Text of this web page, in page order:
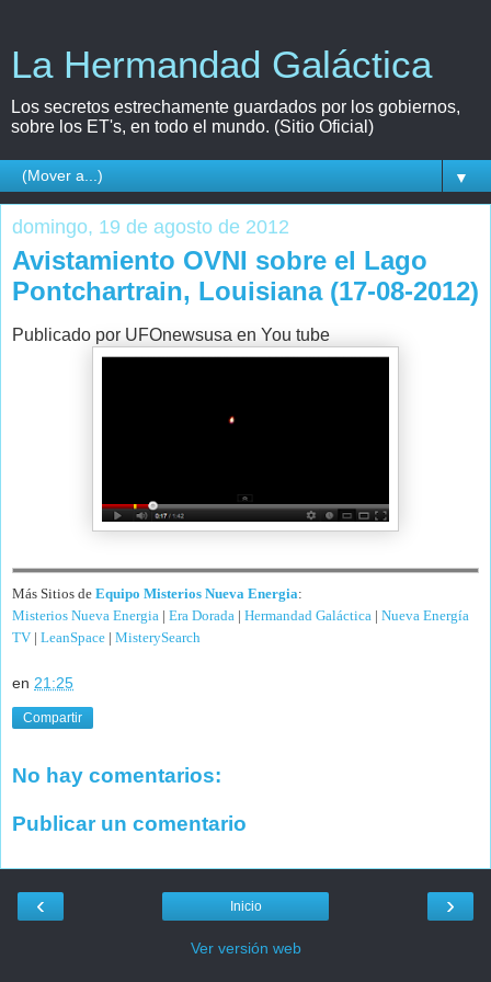
La Hermandad Galáctica
Los secretos estrechamente guardados por los gobiernos,
sobre los ET's, en todo el mundo. (Sitio Oficial)
▼
domingo, 19 de agosto de 2012
Avistamiento OVNI sobre el Lago
Pontchartrain, Louisiana (17-08-2012)
Publicado por UFOnewsusa en You tube
Más Sitios de Equipo Misterios Nueva Energia:
Misterios Nueva Energia | Era Dorada | Hermandad Galáctica | Nueva Energía
TV | LeanSpace | MisterySearch
en 21:25
Compartir
No hay comentarios:
Publicar un comentario
‹ ›
Inicio
Ver versión web